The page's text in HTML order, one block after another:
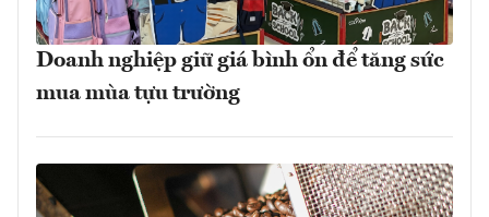
Doanh nghiệp giữ giá bình ổn để tăng sức
mua mùa tựu trường